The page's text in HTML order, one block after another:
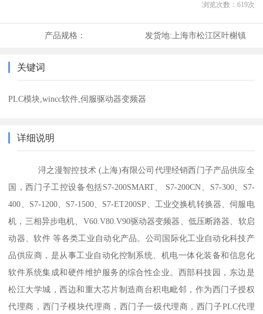
浏览次数： 619次
产品规格： 发货地: 上海市松江区叶榭镇
关键词
PLC模块,wincc软件,伺服驱动器变频器
详细说明
浔之漫智控技术 (上海)有限公司代理经销西门子产品供应全
国，西门子工控设备包括S7-200SMART、 S7-200CN、S7-300、S7-
400、S7-1200、S7-1500、S7-ET200SP、工业交换机转换器、伺服电
机，三相异步电机、V60.V80.V90驱动器变频器、低压断路器、软启
动器、软件 等各类工业自动化产品。公司国际化工业自动化科技产
品供应商，是从事工业自动化控制系统、机电一体化装备和信息化
软件系统集成和硬件维护服务的综合性企业。西部科技园，东边是
松江大学城，西边和重大芯片制造商台积电毗邻，作为西门子授权
代理商，西门子模块代理商，西门子一级代理商，西门子PLC代理